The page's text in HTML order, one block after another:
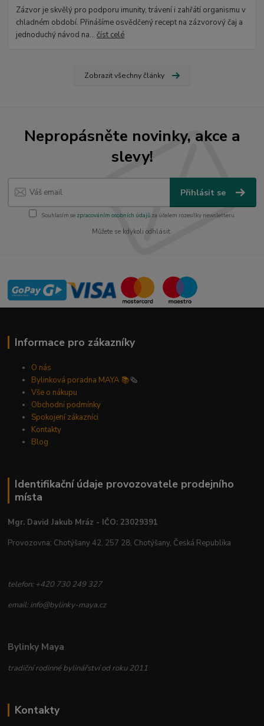
Zázvor je skvělý pro podporu imunity, trávení i zahřátí organismu v
chladném období. Přinášíme osvědčený recept na zázvorový čaj a
jednoduchý návod na...číst celé
Zobrazit všechny články
Nepropásněte novinky, akce a
slevy!
Přihlásit se
Souhlasím se zpracováním osobních údajůza účelem rozesílky newsletteru.
Můžete se kdykoli odhlásit.
Informace pro zákazníky
O nás
Bylinková poradna MAYA 📚🗞️
Vše o nákupu
Obchodní podmínky
Spokojení zákazníci
Kontakty
Blog
Identifikační údaje provozovatele prodejního
místa
Mgr. David Jakub Mráz - IČO: 23029391
Provozovna: Chotýšany 42, 257 28, Chotýšany, Česká Republika
telefon: +420 730 249 327
email: info@bylinky-maya.cz
Bylinky Maya
tradiční rodinné bylinářství od roku 2011
Kontakty